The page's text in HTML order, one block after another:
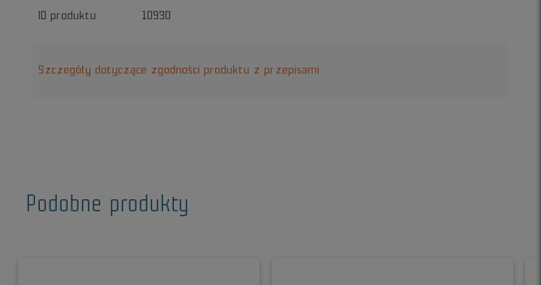
ID produktu 10930
Szczegóły dotyczące zgodności produktu z przepisami
Podobne produkty